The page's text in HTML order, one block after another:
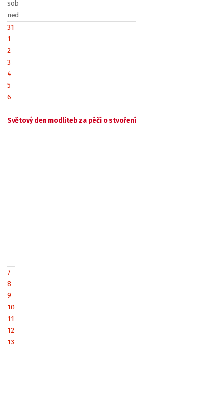
sob
ned
31
1
2
3
4
5
6
Světový den modliteb za péči o stvoření
7
8
9
10
11
12
13